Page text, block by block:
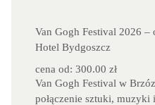
Van Gogh Festival 2026
Hotel Bydgoszcz
cena od: 300.00 zł
Van Gogh Festival w
połączenie sztuki, muzyki